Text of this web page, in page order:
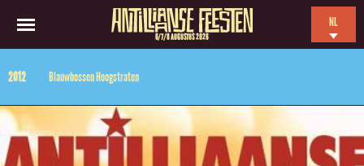
6/7/8 AUGUSTUS 2026
NL
2012 Blauwbossen Hoogstraten